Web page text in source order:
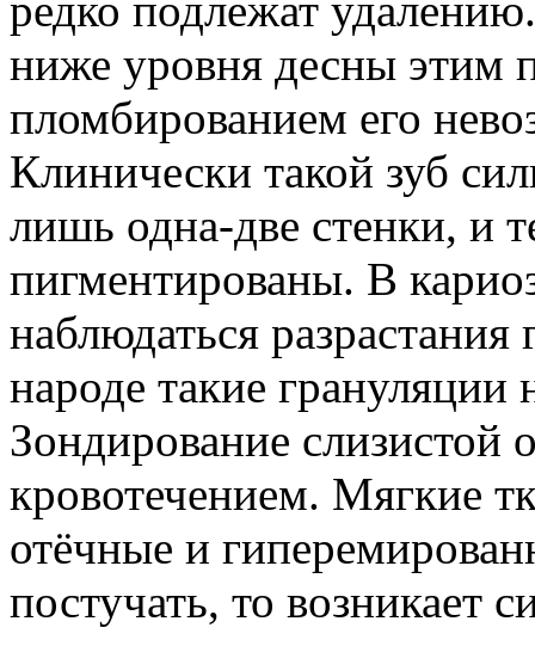
ниже уровня десны этим
пломбированием его
Клинически такой зуб
лишь одна-две стенки, и
пигментированы. В
наблюдаться
народе такие
Зондирование слизистой
кровотечением. Мягкие
отёчные и
постучать, то возникает